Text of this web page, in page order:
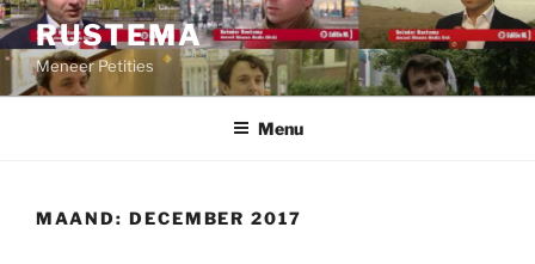
Ga
naar
inhoud
RUSTEMA
Meneer Petities
Menu
MAAND: DECEMBER 2017